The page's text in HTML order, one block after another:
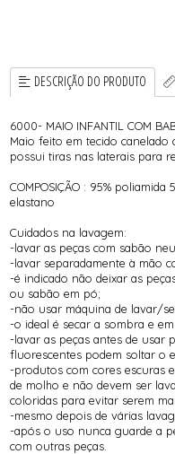
DESCRIÇÃO DO PRODUTO
6000- MAIO INFANTIL COM
Maio feito em tecido
possui tiras nas laterais para
COMPOSIÇÃO : 95%
elastano
Cuidados na lavagem:
-lavar as peças com sabão
-lavar separadamente à mão
-é indicado não deixar as
ou sabão em pó;
-não usar máquina de lavar/
-o ideal é secar a sombra e
-lavar as peças antes de usar
fluorescentes podem soltar o
-produtos com cores escuras
de molho e não devem ser
coloridas para evitar serem
-mesmo depois de várias
-após o uso nunca guarde a
com outras peças.